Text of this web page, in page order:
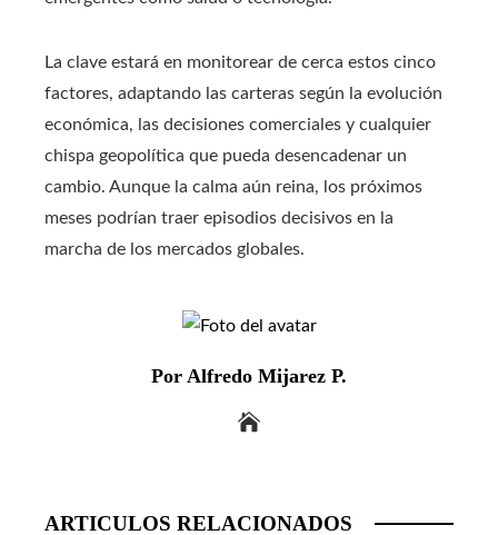
La clave estará en monitorear de cerca estos cinco
factores, adaptando las carteras según la evolución
económica, las decisiones comerciales y cualquier
chispa geopolítica que pueda desencadenar un
cambio. Aunque la calma aún reina, los próximos
meses podrían traer episodios decisivos en la
marcha de los mercados globales.
Por Alfredo Mijarez P.
ARTICULOS RELACIONADOS